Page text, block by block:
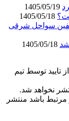
سواحل شرقی
توسط تیم
نخواهد شد.
مرتبط باشد منتشر